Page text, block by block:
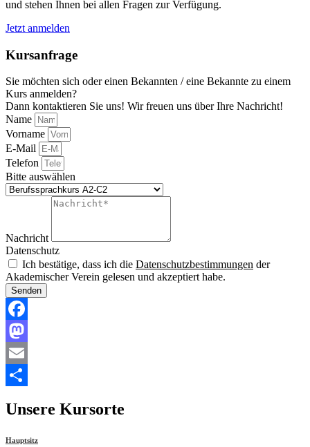
und stehen Ihnen bei allen Fragen zur Verfügung.
Jetzt anmelden
Kursanfrage
Sie möchten sich oder einen Bekannten / eine Bekannte zu einem
Kurs anmelden?
Dann kontaktieren Sie uns! Wir freuen uns über Ihre Nachricht!
Name
Vorname
E-Mail
Telefon
Bitte auswählen
Nachricht
Datenschutz
Ich bestätige, dass ich die Datenschutzbestimmungen der
Akademischer Verein gelesen und akzeptiert habe.
Senden
Facebook
Mastodon
Email
Unsere Kursorte
Hauptsitz